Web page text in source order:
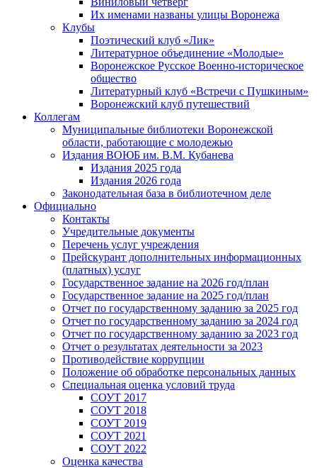
Их именами названы улицы Воронежа
Клубы
Поэтический клуб «Лик»
Литературное объединение «Молодые»
Воронежское Русское Военно-историческое
общество
Литературный клуб «Встречи с Пушкиным»
Воронежский клуб путешествий
Коллегам
Муниципальные библиотеки Воронежской
области, работающие с молодежью
Издания ВОЮБ им. В.М. Кубанева
Издания 2025 года
Издания 2026 года
Законодательная база в библиотечном деле
Официально
Контакты
Учредительные документы
Перечень услуг учреждения
Прейскурант дополнительных информационных
(платных) услуг
Государственное задание на 2026 год/план
Государственное задание на 2025 год/план
Отчет по государственному заданию за 2025 год
Отчет по государственному заданию за 2024 год
Отчет по государственному заданию за 2023 год
Отчет о результатах деятельности за 2023
Противодействие коррупции
Положение об обработке персональных данных
Специальная оценка условий труда
СОУТ 2017
СОУТ 2018
СОУТ 2019
СОУТ 2021
СОУТ 2022
Оценка качества